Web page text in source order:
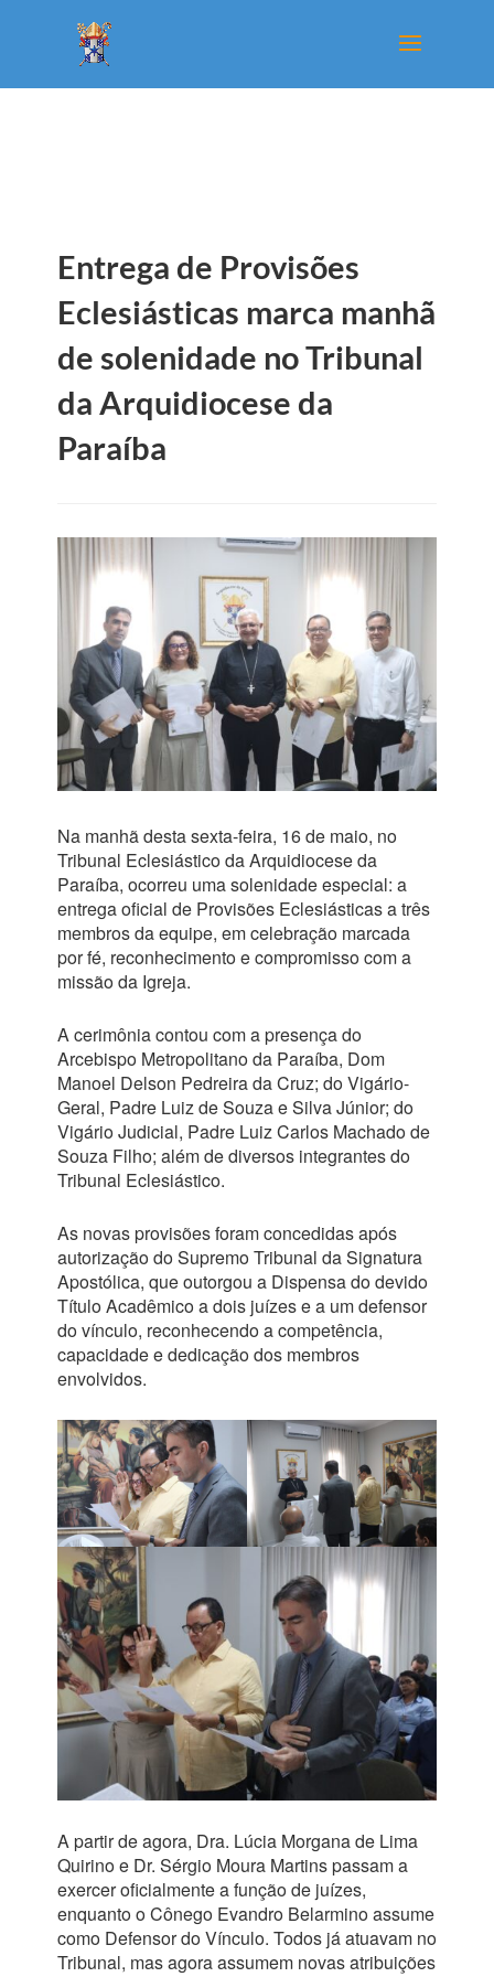
Entrega de Provisões
Eclesiásticas marca manhã
de solenidade no Tribunal
da Arquidiocese da
Paraíba
Na manhã desta sexta-feira, 16 de maio, no
Tribunal Eclesiástico da Arquidiocese da
Paraíba, ocorreu uma solenidade especial: a
entrega oficial de Provisões Eclesiásticas a três
membros da equipe, em celebração marcada
por fé, reconhecimento e compromisso com a
missão da Igreja.
A cerimônia contou com a presença do
Arcebispo Metropolitano da Paraíba, Dom
Manoel Delson Pedreira da Cruz; do Vigário-
Geral, Padre Luiz de Souza e Silva Júnior; do
Vigário Judicial, Padre Luiz Carlos Machado de
Souza Filho; além de diversos integrantes do
Tribunal Eclesiástico.
As novas provisões foram concedidas após
autorização do Supremo Tribunal da Signatura
Apostólica, que outorgou a Dispensa do devido
Título Acadêmico a dois juízes e a um defensor
do vínculo, reconhecendo a competência,
capacidade e dedicação dos membros
envolvidos.
A partir de agora, Dra. Lúcia Morgana de Lima
Quirino e Dr. Sérgio Moura Martins passam a
exercer oficialmente a função de juízes,
enquanto o Cônego Evandro Belarmino assume
como Defensor do Vínculo. Todos já atuavam no
Tribunal, mas agora assumem novas atribuições